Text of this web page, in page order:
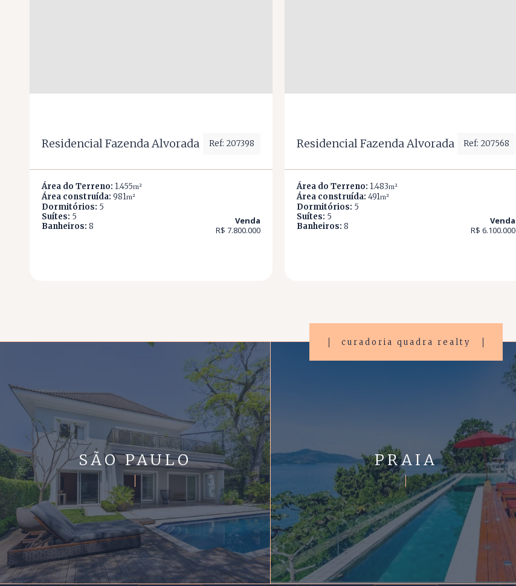
Residencial Fazenda Alvorada Ref: 207398
Área do Terreno: 1.455m²
Área construída: 981m²
Dormitórios: 5
Suítes: 5
Banheiros: 8
Venda
R$ 7.800.000
Residencial Fazenda Alvorada Ref: 207568
Área do Terreno: 1.483m²
Área construída: 491m²
Dormitórios: 5
Suítes: 5
Banheiros: 8
Venda
R$ 6.100.000
curadoria quadra realty
SÃO PAULO PRAIA